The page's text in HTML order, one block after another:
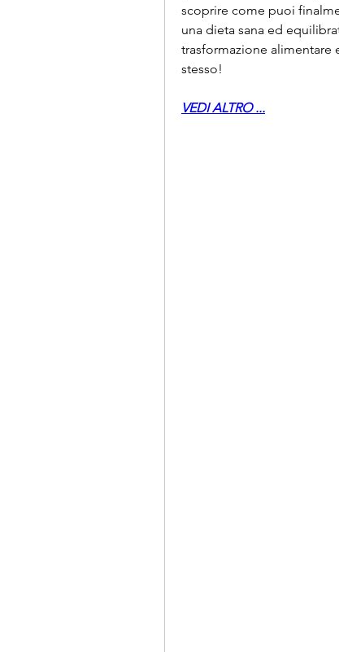
scoprire come puoi
una dieta sana ed
trasformazione
stesso!
VEDI ALTRO ...